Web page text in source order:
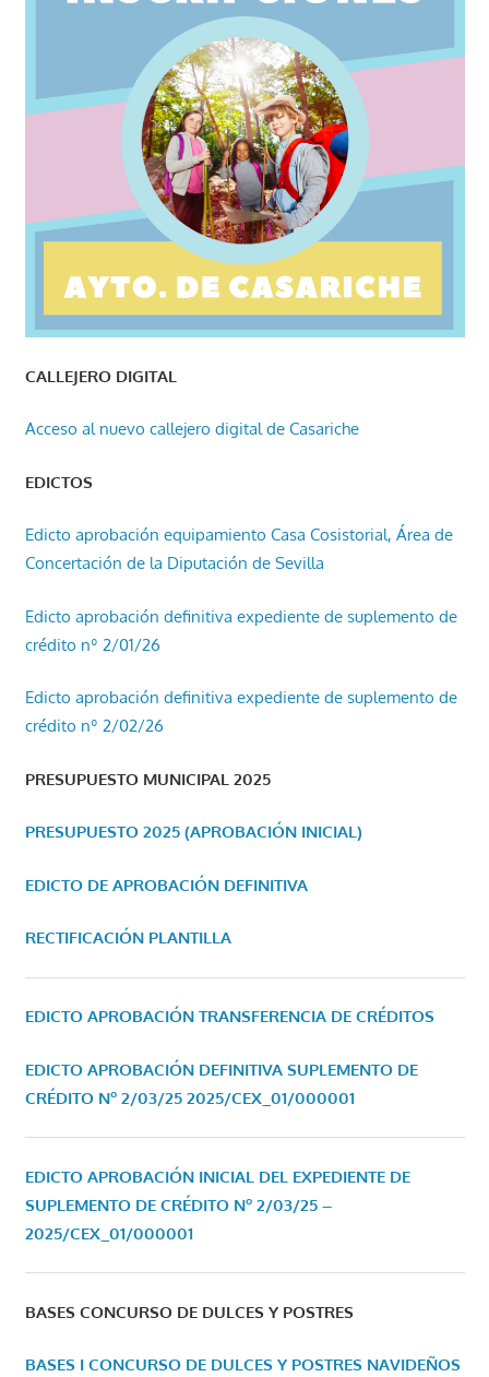
CALLEJERO DIGITAL
Acceso al nuevo callejero digital de Casariche
EDICTOS
Edicto aprobación equipamiento Casa Cosistorial, Área de
Concertación de la Diputación de Sevilla
Edicto aprobación definitiva expediente de suplemento de
crédito nº 2/01/26
Edicto aprobación definitiva expediente de suplemento de
crédito nº 2/02/26
PRESUPUESTO MUNICIPAL 2025
PRESUPUESTO 2025 (APROBACIÓN INICIAL)
EDICTO DE APROBACIÓN DEFINITIVA
RECTIFICACIÓN PLANTILLA
EDICTO APROBACIÓN TRANSFERENCIA DE CRÉDITOS
EDICTO APROBACIÓN DEFINITIVA SUPLEMENTO DE
CRÉDITO Nº 2/03/25 2025/CEX_01/000001
EDICTO APROBACIÓN INICIAL DEL EXPEDIENTE DE
SUPLEMENTO DE CRÉDITO Nº 2/03/25 –
2025/CEX_01/000001
BASES CONCURSO DE DULCES Y POSTRES
BASES I CONCURSO DE DULCES Y POSTRES NAVIDEÑOS